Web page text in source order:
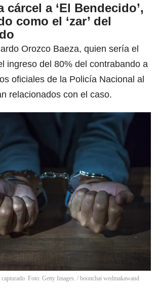
cárcel a ‘El Bendecido’,
como el ‘zar’ del
Orozco Baeza, quien sería el
ingreso del 80% del contrabando a
oficiales de la Policía Nacional al
relacionados con el caso.
Foto: Getty Images. / boonchai wedmakawand